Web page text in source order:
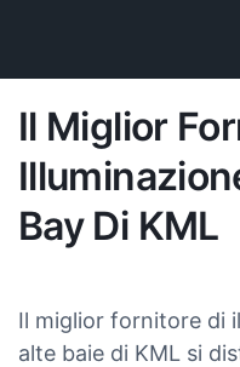
Il Miglior
Bay Di KML
Il miglior fornitore di
alte baie di KML si